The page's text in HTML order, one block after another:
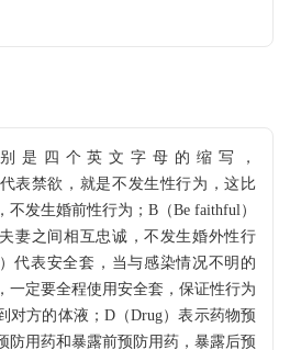
四个英文字母的缩写，
代表禁欲，就是不发生性行为，这比
不发生婚前性行为；B（Be faithful）
妻之间相互忠诚，不发生婚外性行
代表安全套，当与感染情况不明的
一定要全程使用安全套，保证性行为
对方的体液；D（Drug）表示药物预
防用药和暴露前预防用药，暴露后预